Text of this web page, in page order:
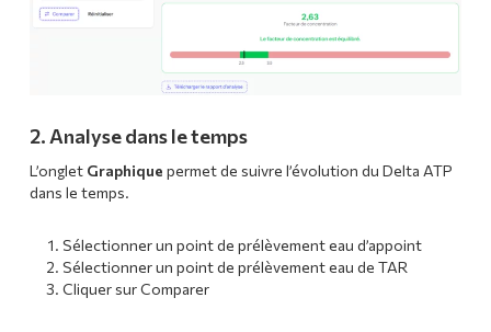
2. Analyse dans le temps
L’onglet Graphique permet de suivre l’évolution du Delta ATP
dans le temps.
Sélectionner un point de prélèvement eau d’appoint
Sélectionner un point de prélèvement eau de TAR
Cliquer sur Comparer